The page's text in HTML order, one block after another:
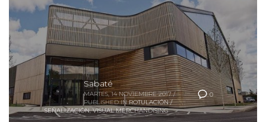
0
Sabaté
MARTES, 14 NOVIEMBRE 2017 /
PUBLISHED IN ROTULACIÓN /
SEÑALIZACIÓN,VISUAL MERCHANDISING